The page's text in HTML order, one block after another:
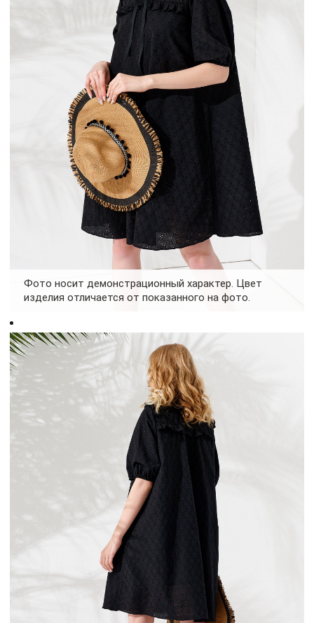
Фото носит демонстрационный характер. Цвет
изделия отличается от показанного на фото.